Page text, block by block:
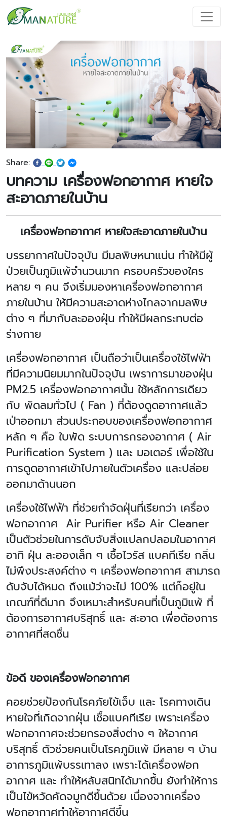
Share:
บทความ เครื่องฟอกอากาศ หายใจ
สะอาดภายในบ้าน
เครื่องฟอกอากาศ หายใจสะอาดภายในบ้าน
บรรยากาศในปัจจุบัน มีมลพิษหนาแน่น ทำให้มีผู้
ป่วยเป็นภูมิแพ้จำนวนมาก ครอบครัวของใคร
หลาย ๆ คน จึงเริ่มมองหาเครื่องฟอกอากาศ
ภายในบ้าน ให้มีความสะอาดห่างไกลจากมลพิษ
ต่าง ๆ ที่มากับละอองฝุ่น ทำให้มีผลกระทบต่อ
ร่างกาย
เครื่องฟอกอากาศ เป็นถือว่าเป็นเครื่องใช้ไฟฟ้า
ที่มีความนิยมมากในปัจจุบัน เพราการมาของฝุ่น
PM2.5 เครื่องฟอกอากาศนั้น ใช้หลักการเดียว
กับ พัดลมทั่วไป ( Fan ) ที่ต้องดูดอากาศแล้ว
เป่าออกมา ส่วนประกอบของเครื่องฟอกอากาศ
หลัก ๆ คือ ใบพัด ระบบการกรองอากาศ ( Air
Purification System ) และ มอเตอร์ เพื่อใช้ใน
การดูดอากาศเข้าไปภายในตัวเครื่อง และปล่อย
ออกมาด้านนอก
เครื่องใช้ไฟฟ้า ที่ช่วยกำจัดฝุ่นที่เรียกว่า เครื่อง
ฟอกอากาศ Air Purifier หรือ Air Cleaner
เป็นตัวช่วยในการดับจับสิ่งแปลกปลอมในอากาศ
อาทิ ฝุ่น ละอองเล็ก ๆ เชื้อไวรัส แบคทีเรีย กลิ่น
ไม่พึงประสงค์ต่าง ๆ เครื่องฟอกอากาศ สามารถ
ดับจับได้หมด ถึงแม้ว่าจะไม่ 100% แต่ก็อยู่ใน
เกณฑ์ที่ดีมาก จึงเหมาะสำหรับคนที่เป็นภูมิแพ้ ที่
ต้องการอากาศบริสุทธิ์ และ สะอาด เพื่อต้องการ
อากาศที่สดชื่น
ข้อดี ของเครื่องฟอกอากาศ
คอยช่วยป้องกันโรคภัยไข้เจ็บ และ โรคทางเดิน
หายใจที่เกิดจากฝุ่น เชื้อแบคทีเรีย เพราะเครื่อง
ฟอกอากาศจะช่วยกรองสิ่งต่าง ๆ ให้อากาศ
บริสุทธิ์ ตัวช่วยคนเป็นโรคภูมิแพ้ มีหลาย ๆ บ้าน
อาการภูมิแพ้บรรเทาลง เพราะได้เครื่องฟอก
อากาศ และ ทำให้หลับสนิทได้มากขึ้น ยังทำให้การ
เป็นไข้หวัดคัดจมูกดีขึ้นด้วย เนื่องจากเครื่อง
ฟอกอากาศทำให้อากาศดีขึ้น